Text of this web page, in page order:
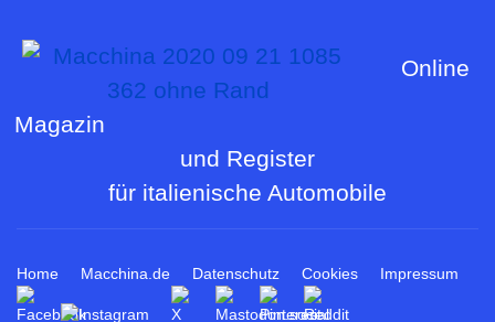
Online
Magazin
und Register
für italienische Automobile
Home Macchina.de Datenschutz Cookies Impressum